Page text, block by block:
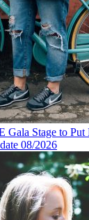
Gala Stage to
08/2026